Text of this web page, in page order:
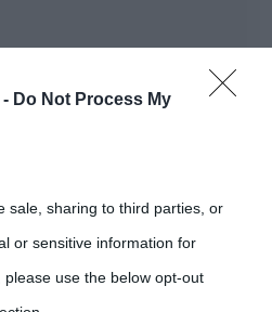
Do Not Process My
sale, sharing to third parties, or
or sensitive information for
use the below opt-out